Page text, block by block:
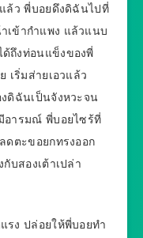
ล้ว พี่บอยดึงดิฉันไปที่
เข้ากำแพง แล้วแนบ
ถึงท่อนแข็งของพี่
เริ่มส่ายเอวแล้ว
ดิฉันเป็นจังหวะจน
อารมณ์ พี่บอยไซร้ที่
ดตะขอยกทรงออก
บสองเต้าเปล่า
ง ปล่อยให้พี่บอยทำ